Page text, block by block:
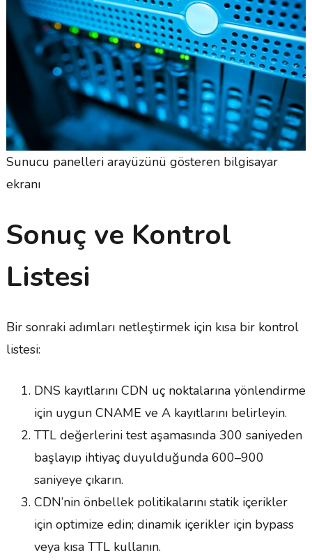
Sunucu panelleri arayüzünü gösteren bilgisayar
ekranı
Sonuç ve Kontrol
Listesi
Bir sonraki adımları netleştirmek için kısa bir kontrol
listesi:
DNS kayıtlarını CDN uç noktalarına yönlendirme
için uygun CNAME ve A kayıtlarını belirleyin.
TTL değerlerini test aşamasında 300 saniyeden
başlayıp ihtiyaç duyulduğunda 600–900
saniyeye çıkarın.
CDN’nin önbellek politikalarını statik içerikler
için optimize edin; dinamik içerikler için bypass
veya kısa TTL kullanın.